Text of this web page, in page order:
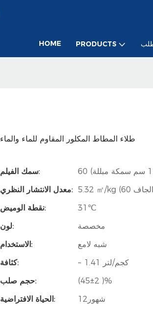
HOME PRODUCTS
طلاء المطاط المكلور المقاوم للماء والماء
سمك الفيلم:
معدل الانتشار النظري:
نقطة الوميض:
31℃
لون:
مخصصة
الاستخدام:
شبه لامع
كثافة:
~ 1.41 كجم/لتر
حجم صلب:
(45±2 )%
الحياة الافتراضية:
شهور12